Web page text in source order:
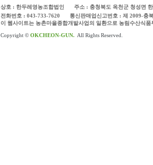
상호 : 한두레영농조합법인
주소 : 충청북도 옥천군 청성면
전화번호 : 043-733-7620
통신판매업신고번호 : 제 2009-충
이 웹사이트는 농촌마을종합개발사업의 일환으로 농림수산식
Copyright © OKCHEON-GUN. All Rights Reserved.